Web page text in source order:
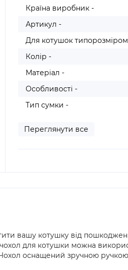
Країна виробник -
Артикул -
Для котушок
Колір -
Матеріал -
Особливості -
Тип сумки -
Переглянути все
вашу котушку від
для котушки можна
оснащений зручною